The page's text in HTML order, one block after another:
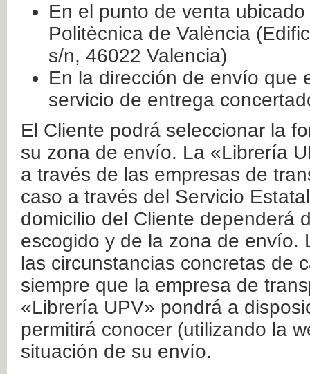
En el punto de venta
Politècnica de València
s/n, 46022 Valencia)
En la dirección de envío que
servicio de entrega
El Cliente podrá seleccionar la
su zona de envío. La «Librería
a través de las empresas de
caso a través del Servicio
domicilio del Cliente dependerá
escogido y de la zona de envío.
las circunstancias concretas de
siempre que la empresa de
«Librería UPV» pondrá a
permitirá conocer (utilizando la
situación de su envío.